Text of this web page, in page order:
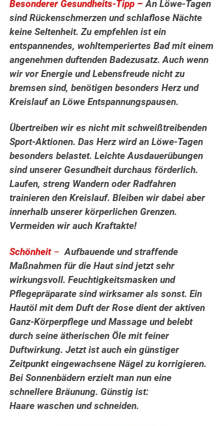
Besonderer Gesundheits-Tipp –An Löwe-Tagen
sind Rückenschmerzen und schlaflose Nächte
keine Seltenheit. Zu empfehlen ist ein
entspannendes, wohltemperiertes Bad mit einem
angenehmen duftenden Badezusatz. Auch wenn
wir vor Energie und Lebensfreude nicht zu
bremsen sind, benötigen besonders Herz und
Kreislauf an Löwe Entspannungspausen.
Übertreiben wir es nicht mit schweißtreibenden
Sport-Aktionen. Das Herz wird an Löwe-Tagen
besonders belastet. Leichte Ausdauerübungen
sind unserer Gesundheit durchaus förderlich.
Laufen, streng Wandern oder Radfahren
trainieren den Kreislauf. Bleiben wir dabei aber
innerhalb unserer körperlichen Grenzen.
Vermeiden wir auch Kraftakte!
Schönheit–Aufbauende und straffende
Maßnahmen für die Haut sind jetzt sehr
wirkungsvoll. Feuchtigkeitsmasken und
Pflegepräparate sind wirksamer als sonst. Ein
Hautöl mit dem Duft der Rose dient der aktiven
Ganz-Körperpflege und Massage und belebt
durch seine ätherischen Öle mit feiner
Duftwirkung. Jetzt ist auch ein günstiger
Zeitpunkt eingewachsene Nägel zu korrigieren.
Bei Sonnenbädern erzielt man nun eine
schnellere Bräunung. Günstig ist:
Haare waschen und schneiden.